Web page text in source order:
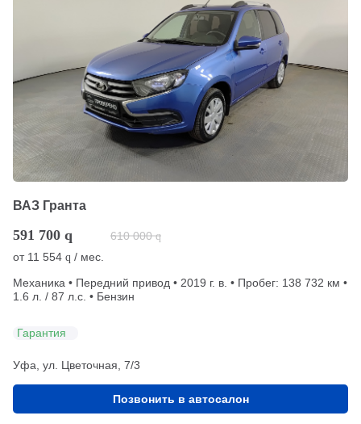
ВАЗ Гранта
591 700 q 610 000 q
от 11 554 q / мес.
Механика • Передний привод • 2019 г. в. • Пробег: 138 732 км •
1.6 л. / 87 л.с. • Бензин
Гарантия
Уфа, ул. Цветочная, 7/3
Позвонить в автосалон